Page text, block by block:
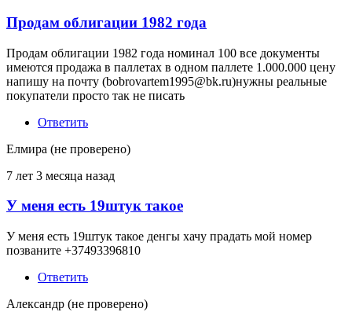
Продам облигации 1982 года
Продам облигации 1982 года номинал 100 все документы
имеются продажа в паллетах в одном паллете 1.000.000 цену
напишу на почту (bobrovartem1995@bk.ru)нужны реальные
покупатели просто так не писать
Ответить
Елмира (не проверено)
7 лет 3 месяца назад
У меня есть 19штук такое
У меня есть 19штук такое денгы хачу прадать мой номер
позваните +37493396810
Ответить
Александр (не проверено)